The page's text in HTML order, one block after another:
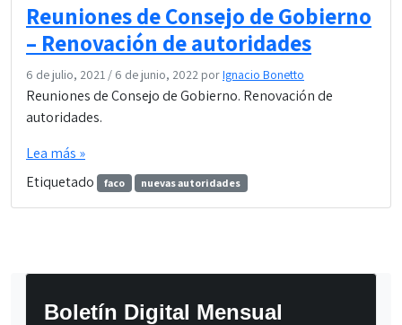
Reuniones de Consejo de Gobierno
– Renovación de autoridades
6 de julio, 2021 / 6 de junio, 2022 porIgnacio Bonetto
Reuniones de Consejo de Gobierno. Renovación de
autoridades.
Lea más »
Etiquetado
faco nuevas autoridades
Boletín Digital Mensual